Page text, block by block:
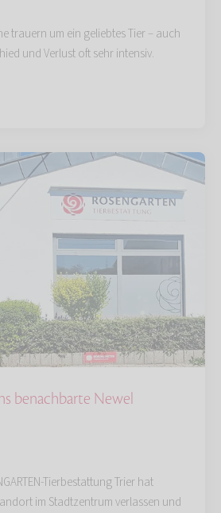
trauern um ein geliebtes Tier – auch
und Verlust oft sehr intensiv.
benachbarte Newel
Tierbestattung Trier hat
im Stadtzentrum verlassen und